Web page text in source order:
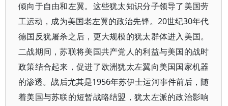
倾向于自由和左翼。这些犹太知识分子领导了美国劳
工运动，成为美国老左翼的政治先锋。20世纪30年代
德国反犹屠杀之后，更大规模的犹太群体进入美国。
二战期间，苏联将美国共产党人的利益与美国的战时
政策结合起来，促进了欧洲犹太左翼向美国国家机器
的渗透。战后尤其是1956年苏伊士运河事件前后，随
着美国与苏联的短暂战略结盟，犹太左派的政治影响